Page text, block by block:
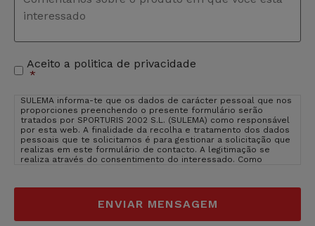
Aceitação
de
Aceito a politica de privacidade
*
SULEMA informa-te que os dados de carácter pessoal que nos
proporciones preenchendo o presente formulário serão
tratados por SPORTURIS 2002 S.L. (SULEMA) como responsável
por esta web. A finalidade da recolha e tratamento dos dados
pessoais que te solicitamos é para gestionar a solicitação que
realizas em este formulário de contacto. A legitimação se
realiza através do consentimento do interessado. Como
(provedor de hosting de SULEMA). OVH Hispano está inserido na
EU, em França, um pais cujo nível de protecção são adquados
segundo Comissão da EU.Ver politica de privacidade de OVH